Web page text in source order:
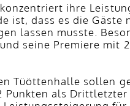
ihre
ist, dass es die Gäste
lassen musste.
seine Premiere mit
Tüöttenhalle sollen
Punkten als